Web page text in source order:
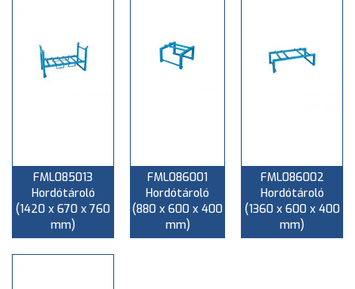
FML085013
Hordótároló
(1420 x 670 x 760
mm)
FML086001
Hordótároló
(880 x 600 x 400
mm)
FML086002
Hordótároló
(1360 x 600 x 400
mm)